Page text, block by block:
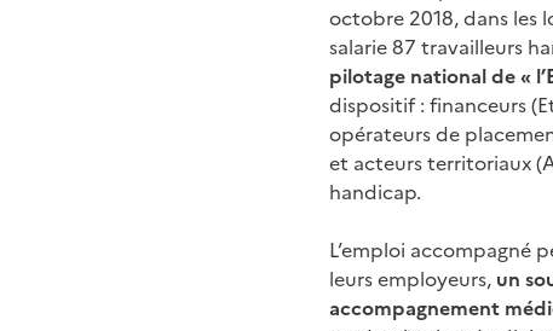
octobre 2018, dans les
salarie 87 travailleurs
pilotage national de «
dispositif : financeurs
opérateurs de
et acteurs territoriaux
handicap.
L’emploi accompagné
leurs employeurs, un
accompagnement